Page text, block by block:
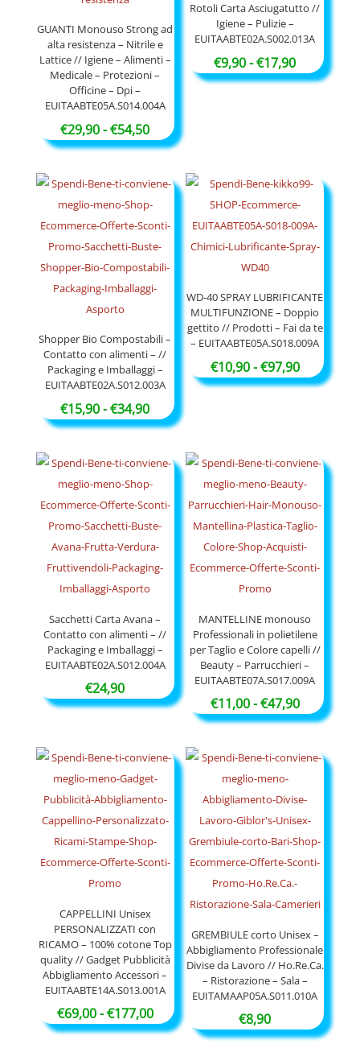
GUANTI Monouso Strong ad
alta resistenza – Nitrile e
Lattice // Igiene – Alimenti –
Medicale – Protezioni –
Officine – Dpi –
EUITAABTE05A.S014.004A
€29,90-€54,50Fascia
di
prezzo:
da
€29,90
a
€54,50
Rotoli Carta Asciugatutto //
Igiene – Pulizie –
EUITAABTE02A.S002.013A
€9,90-€17,90Fascia
di
€17,90
Shopper Bio Compostabili –
Contatto con alimenti – //
Packaging e Imballaggi –
EUITAABTE02A.S012.003A
€15,90-€34,90Fascia
di
prezzo:
da
€15,90
a
€34,90
WD-40 SPRAY LUBRIFICANTE
MULTIFUNZIONE – Doppio
gettito // Prodotti – Fai da te
– EUITAABTE05A.S018.009A
€10,90-€97,90Fascia
di
a
€97,90
Sacchetti Carta Avana –
Contatto con alimenti – //
Packaging e Imballaggi –
EUITAABTE02A.S012.004A
€24,90
MANTELLINE monouso
Professionali in polietilene
per Taglio e Colore capelli //
Beauty – Parrucchieri –
EUITAABTE07A.S017.009A
€11,00-€47,90Fascia
di
da
a
€47,90
CAPPELLINI Unisex
PERSONALIZZATI con
RICAMO – 100% cotone Top
quality // Gadget Pubblicità
Abbigliamento Accessori –
EUITAABTE14A.S013.001A
€69,00-€177,00Fascia
di
GREMBIULE corto Unisex –
Abbigliamento Professionale
Divise da Lavoro // Ho.Re.Ca.
– Ristorazione – Sala –
EUITAMAAP05A.S011.010A
€8,90